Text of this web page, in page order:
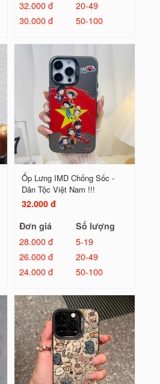
32.000 đ
20-49
30.000 đ
50-100
Ốp Lưng IMD Chống Sốc -
Dân Tộc Việt Nam !!!
32.000 đ
Đơn giá
Số lượng
28.000 đ
5-19
26.000 đ
20-49
24.000 đ
50-100